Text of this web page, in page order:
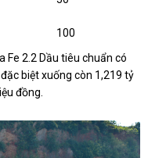
100
Fe 2.2 Dầu tiêu chuẩn có
biệt xuống còn 1,219 tỷ
đồng.